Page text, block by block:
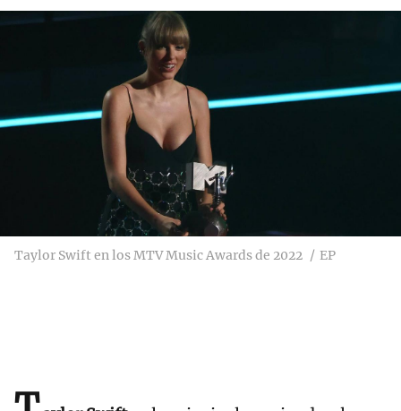
Taylor Swift en los MTV Music Awards de 2022 EP